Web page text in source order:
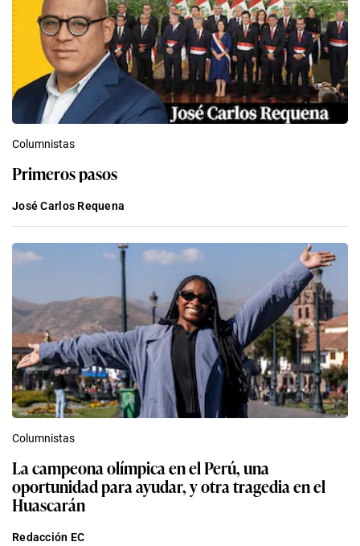
Columnistas
Primeros pasos
José Carlos Requena
Columnistas
La campeona olímpica en el Perú, una
oportunidad para ayudar, y otra tragedia en el
Huascarán
Redacción EC